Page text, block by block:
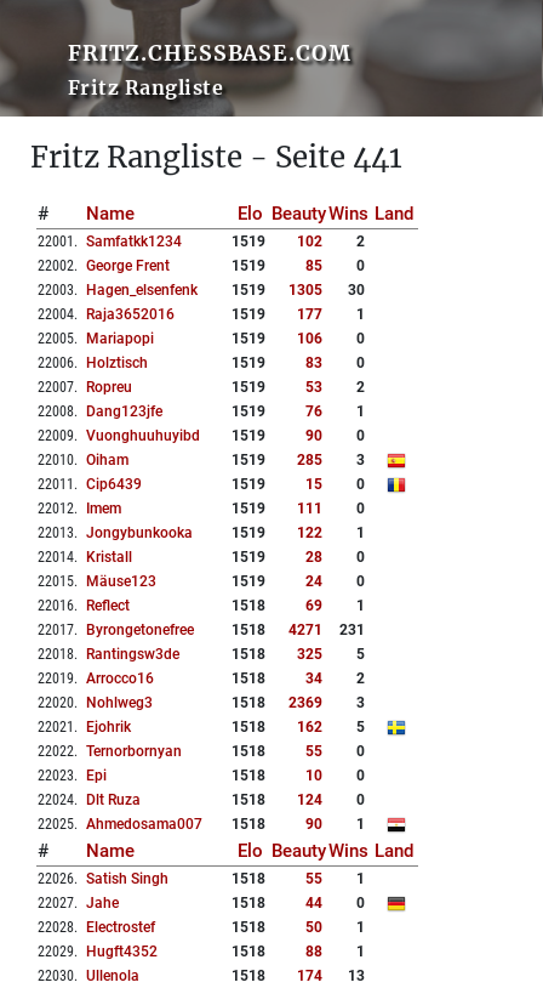
FRITZ.CHESSBASE.COM
Fritz Rangliste
Fritz Rangliste - Seite 441
# Name Elo BeautyWins Land
22001 . Samfatkk1234 1519 102
2
22002. George Frent 1519 85
0
22003. Hagen_elsenfenk 1519 1305
30
22004. Raja3652016 1519 177
1
22005. Mariapopi 1519 106
0
22006. Holztisch 1519 83
0
22007. Ropreu 1519 53
2
22008. Dang123jfe 1519 76
1
22009. Vuonghuuhuyibd 1519 90
0
22010. Oiham 1519 285
3
22011 . Cip6439 1519 15
0
22012. Imem 1519 111
0
22013. Jongybunkooka 1519 122
1
22014. Kristall 1519 28
0
22015. Mäuse123 1519 24
0
22016. Reflect 1518 69
1
22017. Byrongetonefree 1518 4271
231
22018. Rantingsw3de 1518 325
5
22019. Arrocco16 1518 34
2
22020. Nohlweg3 1518 2369
3
22021 . Ejohrik 1518 162
5
22022. Ternorbornyan 1518 55
0
22023. Epi 1518 10
0
22024. Dlt Ruza 1518 124
0
22025. Ahmedosama007 1518 90 1
# Name Elo BeautyWins Land
22026. Satish Singh 1518 55
1
22027. Jahe 1518 44
0
22028. Electrostef 1518 50
1
22029. Hugft4352 1518 88
1
22030. Ullenola 1518 174
13